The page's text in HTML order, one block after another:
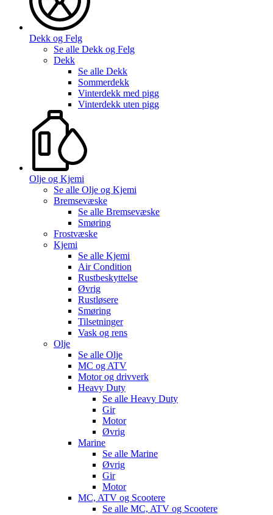
Dekk og Felg
Se alle Dekk og Felg
Dekk
Se alle Dekk
Sommerdekk
Vinterdekk med pigg
Vinterdekk uten pigg
Olje og Kjemi
Se alle Olje og Kjemi
Bremsevæske
Se alle Bremsevæske
Smøring
Frostvæske
Kjemi
Se alle Kjemi
Air Condition
Rustbeskyttelse
Øvrig
Rustløsere
Smøring
Tilsetninger
Vask og rens
Olje
Se alle Olje
MC og ATV
Motor og drivverk
Heavy Duty
Se alle Heavy Duty
Gir
Motor
Øvrig
Marine
Se alle Marine
Øvrig
Gir
Motor
MC, ATV og Scootere
Se alle MC, ATV og Scootere